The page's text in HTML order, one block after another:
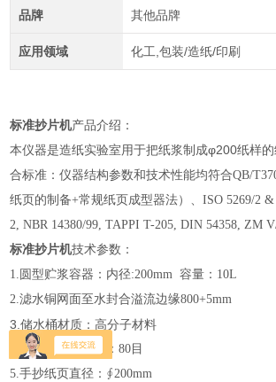
品牌 其他品牌
应用领域 化工,包装/造纸/印刷
标准抄片机产品介绍：
本仪器是造纸实验室用于把纸浆制成φ200纸样
合标准：仪器结构参数和技术性能均符合QB/
纸页的制备+常规纸页成型器法）、ISO 5269/2 &
2, NBR 14380/99, TAPPI T-205, DIN 54358, ZM
标准抄片机技术参数：
1.圆型贮浆容器：内径:200mm 容量：10L
2.滤水铜网面至水封合溢流边缘800+5mm
3.储水桶材质：高分子材料
.滤水铜网压孔为 ：80 目
5.手抄纸页直径：∮200mm